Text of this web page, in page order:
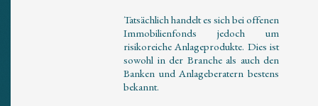
Tatsächlich handelt es sich bei offenen
Immobilienfonds jedoch um
risikoreiche Anlageprodukte. Dies ist
sowohl in der Branche als auch den
Banken und Anlageberatern bestens
bekannt.